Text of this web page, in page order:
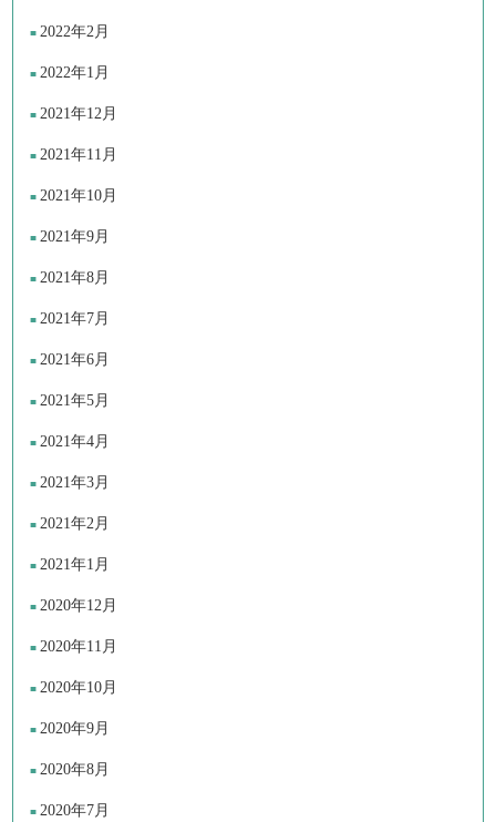
2022年2月
2022年1月
2021年12月
2021年11月
2021年10月
2021年9月
2021年8月
2021年7月
2021年6月
2021年5月
2021年4月
2021年3月
2021年2月
2021年1月
2020年12月
2020年11月
2020年10月
2020年9月
2020年8月
2020年7月